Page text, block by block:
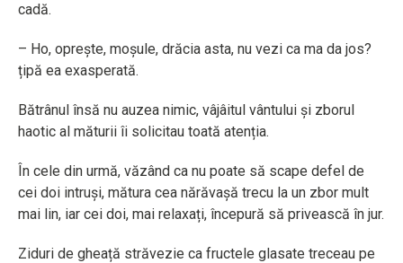
cadă.
– Ho, oprește, moșule, drăcia asta, nu vezi ca ma da jos?
țipă ea exasperată.
Bătrânul însă nu auzea nimic, vâjâitul vântului și zborul
haotic al măturii îi solicitau toată atenția.
În cele din urmă, văzând ca nu poate să scape defel de
cei doi intruși, mătura cea nărăvașă trecu la un zbor mult
mai lin, iar cei doi, mai relaxați, începură să privească în jur.
Ziduri de gheață străvezie ca fructele glasate treceau pe